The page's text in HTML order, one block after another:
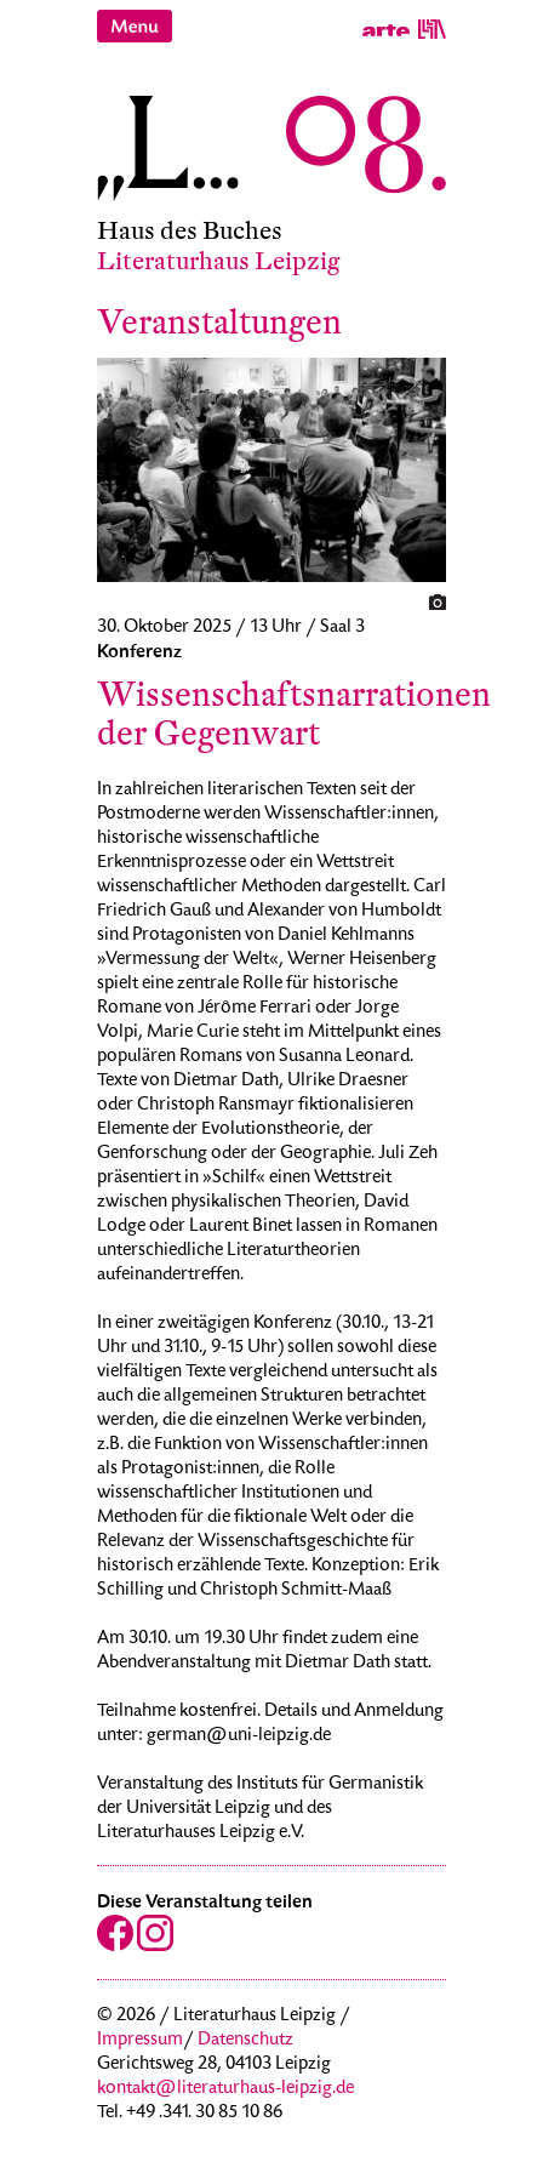
Haus des Buches
Literaturhaus Leipzig
Veranstaltungen
30. Oktober 2025 / 13 Uhr / Saal 3
Konferenz
Wissenschaftsnarrationen
der Gegenwart
In zahlreichen literarischen Texten seit der
Postmoderne werden Wissenschaftler:innen,
historische wissenschaftliche
Erkenntnisprozesse oder ein Wettstreit
wissenschaftlicher Methoden dargestellt. Carl
Friedrich Gauß und Alexander von Humboldt
sind Protagonisten von Daniel Kehlmanns
»Vermessung der Welt«, Werner Heisenberg
spielt eine zentrale Rolle für historische
Romane von Jérôme Ferrari oder Jorge
Volpi, Marie Curie steht im Mittelpunkt eines
populären Romans von Susanna Leonard.
Texte von Dietmar Dath, Ulrike Draesner
oder Christoph Ransmayr fiktionalisieren
Elemente der Evolutionstheorie, der
Genforschung oder der Geographie. Juli Zeh
präsentiert in »Schilf« einen Wettstreit
zwischen physikalischen Theorien, David
Lodge oder Laurent Binet lassen in Romanen
unterschiedliche Literaturtheorien
aufeinandertreffen.
In einer zweitägigen Konferenz (30.10., 13-21
Uhr und 31.10., 9-15 Uhr) sollen sowohl diese
vielfältigen Texte vergleichend untersucht als
auch die allgemeinen Strukturen betrachtet
werden, die die einzelnen Werke verbinden,
z.B. die Funktion von Wissenschaftler:innen
als Protagonist:innen, die Rolle
wissenschaftlicher Institutionen und
Methoden für die fiktionale Welt oder die
Relevanz der Wissenschaftsgeschichte für
historisch erzählende Texte. Konzeption: Erik
Schilling und Christoph Schmitt-Maaß
Am 30.10. um 19.30 Uhr findet zudem eine
Abendveranstaltung mit Dietmar Dath statt.
Teilnahme kostenfrei. Details und Anmeldung
unter: german@uni-leipzig.de
Veranstaltung des Instituts für Germanistik
der Universität Leipzig und des
Literaturhauses Leipzig e.V.
Diese Veranstaltung teilen
© 2026 / Literaturhaus Leipzig /
Impressum/ Datenschutz
Gerichtsweg 28, 04103 Leipzig
kontakt@literaturhaus-leipzig.de
Tel. +49 .341. 30 85 10 86